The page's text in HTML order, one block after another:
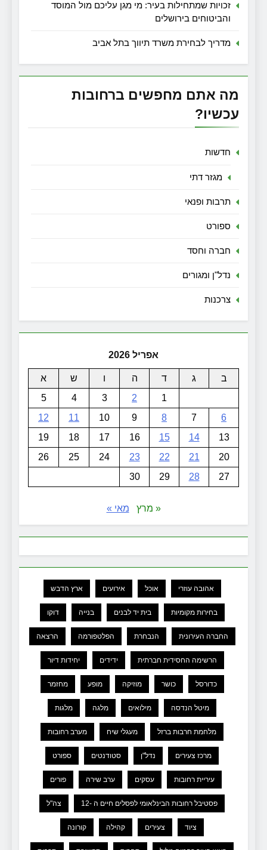
זכויות שמתחילות בעיר: מי מגן עליכם מול המוסד
והביטוחים בירושלים
מדריך לבחירת משרד תיווך בתל אביב
מה אתם מחפשים ברחובות
עכשיו?
חדשות
מגזר דתי
תרבות ופנאי
ספורט
חברה וחסד
נדל"ן ומגורים
צרכנות
אפריל 2026
ב ג ד ה ו ש
א
1
2
3
4
5
6
7
8
9
10
11
12
13
14
15
16
17
18
19
20
21
22
23
24
25
26
27
28
29
30
« מרץ מאי »
אהובה עוזרי אוכל אירועים ארץ הדבש
בחירות מקומיות בית יד לבנים בנייה דוקו
החברה העירונית הנבחרת הפלטפורמה הרצאה
הרשימה החסידית חברתית ידידים יחידות דיור
כדורסל כושר מוזיקה מופע מחזמר
מיטל הנדסה מילואים מלגה מלגות
מלחמת חרבות ברזל מעגלי שיח מערב רחובות
מרכז צעירים נדל"ן סטודנטים ספורט
עיריית רחובות עסקים ערב שירה פורים
פסטיבל רחובות הבינלאומי לפסלים חיים ה -12 צה"ל
ציוד צעירים קהילה קורונה